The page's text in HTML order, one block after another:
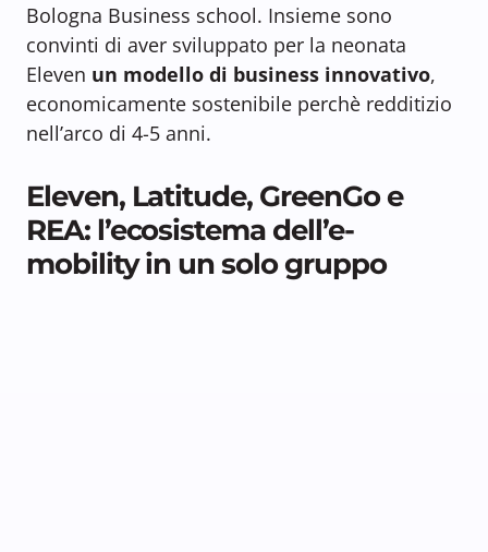
Bologna Business school. Insieme sono
convinti di aver sviluppato per la neonata
Eleven un modello di business innovativo,
economicamente sostenibile perchè redditizio
nell’arco di 4-5 anni.
Eleven, Latitude, GreenGo e
REA: l’ecosistema dell’e-
mobility in un solo gruppo